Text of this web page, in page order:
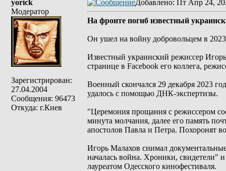
yorick
Модератор
Зарегистрирован:
27.04.2004
Сообщения: 96473
Откуда: г.Киев
Добавлено: Пт Апр 24,
На фронте погиб известный
Он ушел на войну добровольцем в 2023
Известный украинский режиссер
странице в Facebook его коллега,
Военный скончался 29 декабря 2023
удалось с помощью ДНК-экспертизы.
"Церемония прощания с режиссером
минута молчания, далее его память
апостолов Павла и Петра. Похоронят
Игорь Малахов снимал
началась война. Хроники, свидетели"
лауреатом Одесского кинофестиваля.